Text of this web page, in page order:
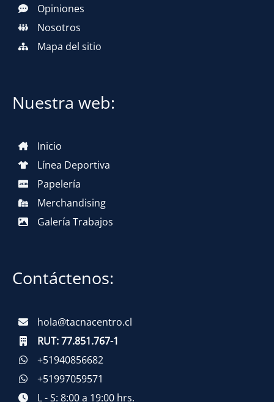
Opiniones
Nosotros
Mapa del sitio
Nuestra web:
Inicio
Línea Deportiva
Papelería
Merchandising
Galería Trabajos
Contáctenos:
hola@tacnacentro.cl
RUT:77.851.767-1
+51940856682
+51997059571
L - S: 8:00 a 19:00 hrs.